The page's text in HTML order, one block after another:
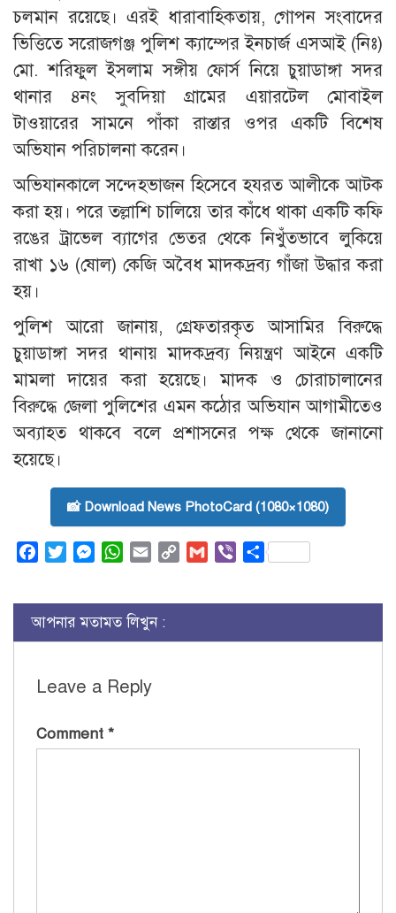
চলমান রয়েছে। এরই ধারাবাহিকতায়, গোপন সংবাদের
ভিত্তিতে সরোজগঞ্জ পুলিশ ক্যাম্পের ইনচার্জ এসআই (নিঃ)
মো. শরিফুল ইসলাম সঙ্গীয় ফোর্স নিয়ে চুয়াডাঙ্গা সদর
থানার ৪নং সুবদিয়া গ্রামের এয়ারটেল মোবাইল
টাওয়ারের সামনে পাঁকা রাস্তার ওপর একটি বিশেষ
অভিযান পরিচালনা করেন।
অভিযানকালে সন্দেহভাজন হিসেবে হযরত আলীকে আটক
করা হয়। পরে তল্লাশি চালিয়ে তার কাঁধে থাকা একটি কফি
রঙের ট্রাভেল ব্যাগের ভেতর থেকে নিখুঁতভাবে লুকিয়ে
রাখা ১৬ (ষোল) কেজি অবৈধ মাদকদ্রব্য গাঁজা উদ্ধার করা
হয়।
পুলিশ আরো জানায়, গ্রেফতারকৃত আসামির বিরুদ্ধে
চুয়াডাঙ্গা সদর থানায় মাদকদ্রব্য নিয়ন্ত্রণ আইনে একটি
মামলা দায়ের করা হয়েছে। মাদক ও চোরাচালানের
বিরুদ্ধে জেলা পুলিশের এমন কঠোর অভিযান আগামীতেও
অব্যাহত থাকবে বলে প্রশাসনের পক্ষ থেকে জানানো
হয়েছে।
📸 Download News PhotoCard (1080×1080)
FacebookTwitterMessenger
WhatsApp
Email
Copy
Gmail ViberShare
আপনার মতামত লিখুন :
Leave a Reply
Comment *